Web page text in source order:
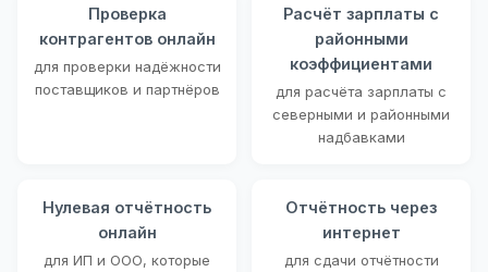
Проверка
контрагентов онлайн
для проверки надёжности
поставщиков и партнёров
Расчёт зарплаты с
районными
коэффициентами
для расчёта зарплаты с
северными и районными
надбавками
Нулевая отчётность
онлайн
для ИП и ООО, которые
Отчётность через
интернет
для сдачи отчётности